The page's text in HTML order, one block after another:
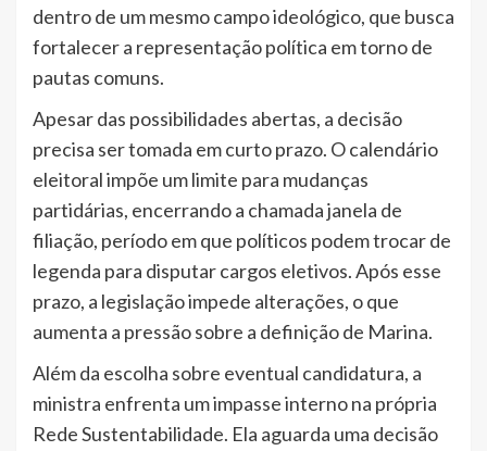
dentro de um mesmo campo ideológico, que busca
fortalecer a representação política em torno de
pautas comuns.
Apesar das possibilidades abertas, a decisão
precisa ser tomada em curto prazo. O calendário
eleitoral impõe um limite para mudanças
partidárias, encerrando a chamada janela de
filiação, período em que políticos podem trocar de
legenda para disputar cargos eletivos. Após esse
prazo, a legislação impede alterações, o que
aumenta a pressão sobre a definição de Marina.
Além da escolha sobre eventual candidatura, a
ministra enfrenta um impasse interno na própria
Rede Sustentabilidade. Ela aguarda uma decisão